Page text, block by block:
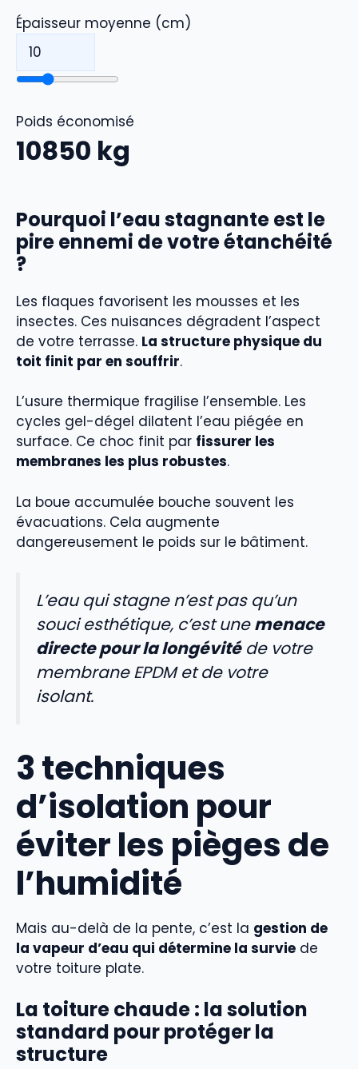
Épaisseur moyenne (cm)
Poids économisé
10850 kg
Pourquoi l’eau stagnante est le
pire ennemi de votre étanchéité
?
Les flaques favorisent les mousses et les
insectes. Ces nuisances dégradent l’aspect
de votre terrasse. La structure physique du
toit finit par en souffrir.
L’usure thermique fragilise l’ensemble. Les
cycles gel-dégel dilatent l’eau piégée en
surface. Ce choc finit par fissurer les
membranes les plus robustes.
La boue accumulée bouche souvent les
évacuations. Cela augmente
dangereusement le poids sur le bâtiment.
L’eau qui stagne n’est pas qu’un
souci esthétique, c’est unemenace
directe pour la longévitéde votre
membrane EPDM et de votre
isolant.
3 techniques
d’isolation pour
éviter les pièges de
l’humidité
Mais au-delà de la pente, c’est la gestion de
la vapeur d’eau qui détermine la survie de
votre toiture plate.
La toiture chaude : la solution
standard pour protéger la
structure